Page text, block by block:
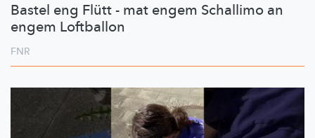
Bastel eng Flütt - mat engem Schallimo an
engem Loftballon
FNR